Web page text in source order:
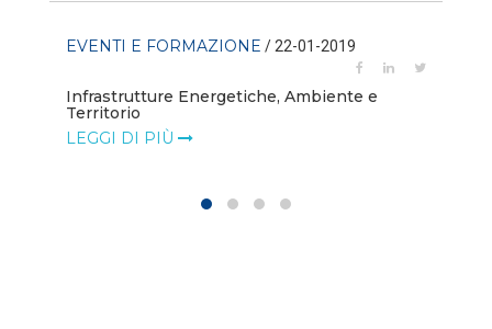
EVENTI E FORMAZIONE / 22-01-2019
Infrastrutture Energetiche, Ambiente e
Territorio
LEGGI DI PIÙ